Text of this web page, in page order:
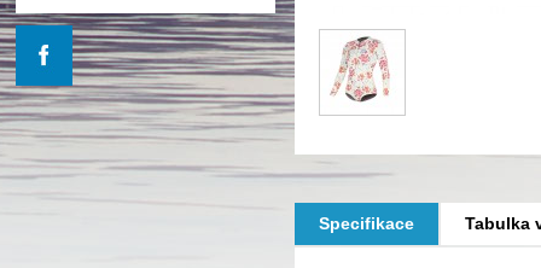
Specifikace Tabulka